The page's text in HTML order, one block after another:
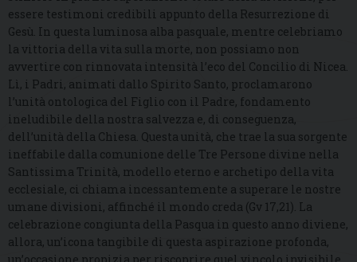
essere testimoni credibili appunto della Resurrezione di
Gesù. In questa luminosa alba pasquale, mentre celebriamo
la vittoria della vita sulla morte, non possiamo non
avvertire con rinnovata intensità l’eco del Concilio di Nicea.
Lì, i Padri, animati dallo Spirito Santo, proclamarono
l’unità ontologica del Figlio con il Padre, fondamento
ineludibile della nostra salvezza e, di conseguenza,
dell’unità della Chiesa. Questa unità, che trae la sua sorgente
ineffabile dalla comunione delle Tre Persone divine nella
Santissima Trinità, modello eterno e archetipo della vita
ecclesiale, ci chiama incessantemente a superare le nostre
umane divisioni, affinché il mondo creda (Gv 17,21). La
celebrazione congiunta della Pasqua in questo anno diviene,
allora, un’icona tangibile di questa aspirazione profonda,